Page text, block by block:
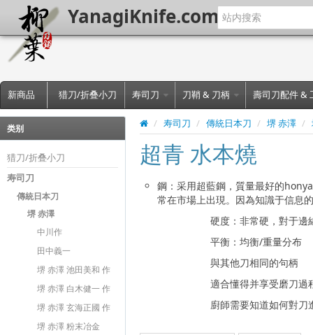
YanagiKnife.com
新商品 猎刀/折叠小刀 寿司刀 刀鞘 & 刀柄 壽司刀配件 &
类别
猎刀/折叠小刀
寿司刀
傳統日本刀
堺 赤澤
中川作
田中義一
堺 赤澤 池田美和 作
堺 赤澤 白木健一 作
堺 赤澤 玄海正國 作
堺 赤澤 粉末冶金
/ 寿司刀 / 傳統日本刀 / 堺 赤澤 /
超青 水本燒
鋼：采用超藍鋼，質量最好的
常在市場上出現。因為知識于信息
硬度：非常硬，對于邊緣保
平衡：均衡/重量分布
與其他刀相同的句柄
適合懂得并享受磨刀過程
廚師需要知道如何對刀進